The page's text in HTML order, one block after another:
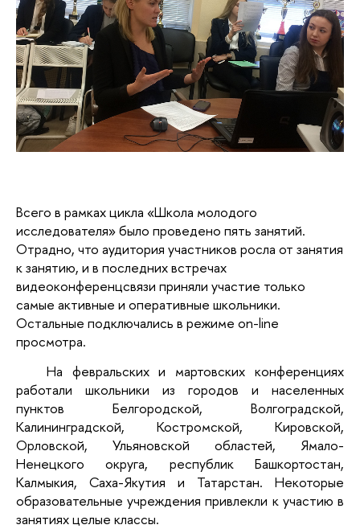
Всего в рамках цикла «Школа молодого
исследователя» было проведено пять занятий.
Отрадно, что аудитория участников росла от занятия
к занятию, и в последних встречах
видеоконференцсвязи приняли участие только
самые активные и оперативные школьники.
Остальные подключались в режиме on-line
просмотра.
На февральских и мартовских конференциях
работали школьники из городов и населенных
пунктов Белгородской, Волгоградской,
Калининградской, Костромской, Кировской,
Орловской, Ульяновской областей, Ямало-
Ненецкого округа, республик Башкортостан,
Калмыкия, Саха-Якутия и Татарстан. Некоторые
образовательные учреждения привлекли к участию в
занятиях целые классы.